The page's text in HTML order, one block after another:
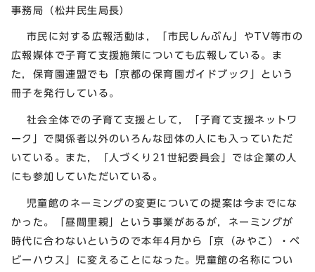
事務局（松井民生局長）
市民に対する広報活動は，「市民しんぶん」やTV等市の
広報媒体で子育て支援施策についても広報している。ま
た，保育園連盟でも「京都の保育園ガイドブック」という
冊子を発行している。
社会全体での子育て支援として，「子育て支援ネットワ
ーク」で関係者以外のいろんな団体の人にも入っていただ
いている。また，「人づくり21世紀委員会」では企業の人
にも参加していただいている。
児童館のネーミングの変更についての提案は今までにな
かった。「昼間里親」という事業があるが，ネーミングが
時代に合わないというので本年4月から「京（みやこ）・ベ
ビーハウス」に変えることになった。児童館の名称につい